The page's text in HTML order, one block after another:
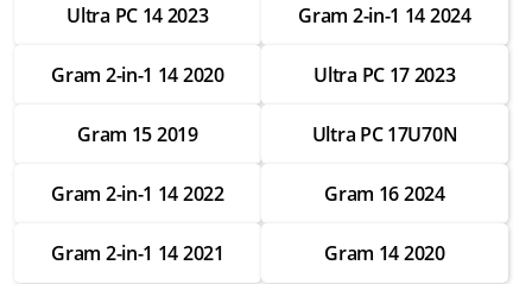
от 3 500 ₽
от 3 500 ₽
Замена SSD
Замена HDD
Ultra PC 14 2023 Gram 2-in-1 14 2024
Gram 2-in-1 14 2020 Ultra PC 17 2023
Gram 15 2019 Ultra PC 17U70N
Gram 2-in-1 14 2022 Gram 16 2024
Gram 2-in-1 14 2021 Gram 14 2020